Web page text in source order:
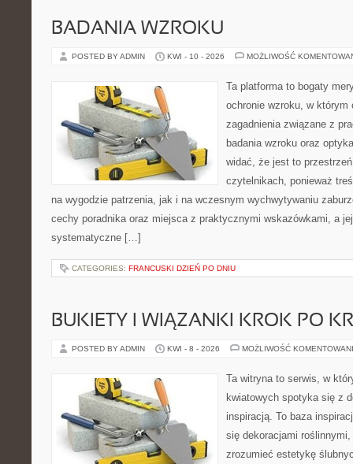
BADANIA WZROKU
POSTED BY ADMIN KWI - 10 - 2026 MOŻLIWOŚĆ
Ta platforma to bogaty
ochronie wzroku, w
zagadnienia związane z
badania wzroku oraz
widać, że jest to
czytelnikach, ponieważ
na wygodzie patrzenia, jak i na wczesnym wychwytywaniu
cechy poradnika oraz miejsca z praktycznymi wskazówkami, a jej
systematyczne […]
CATEGORIES: FRANCUSKI DZIEŃ PO DNIU
BUKIETY I WIĄZANKI KROK PO
POSTED BY ADMIN KWI - 8 - 2026 MOŻLIWOŚĆ
Ta witryna to serwis, w
kwiatowych spotyka się z
inspiracją. To baza
się dekoracjami
zrozumieć estetykę